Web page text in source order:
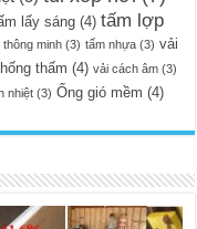
lấy sáng (4) tấm lợp
thông minh (3) tấm nhựa (3) vải
thấm (4) vải cách âm (3)
nhiệt (3) Ống gió mềm (4)